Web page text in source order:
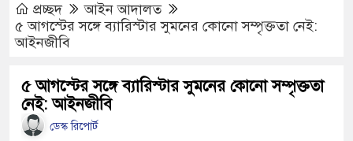
ছাড়াই মার্কিন ঘাঁটিতে নিখুঁত হামলা চালান ইরানি
১০০ পরিবারকে নতুন ঘর দেবেন প্রধানমন্ত্রী
ছবি তুলে লন্ডনে বয়ফ্রেন্ডের কাছে পাঠাতেন
প্রচ্ছদ
আইন আদালত
৫ আগস্টের সঙ্গে ব্যারিস্টার সুমনের কোনো সম্পৃক্ততা নেই:
আইনজীবি
৫ আগস্টের সঙ্গে ব্যারিস্টার সুমনের কোনো সম্পৃক্ততা
নেই: আইনজীবি
ডেস্ক রিপোর্ট